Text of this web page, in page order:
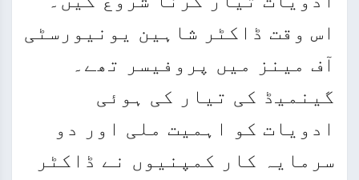
اس وقت ڈاکٹر شاہین یونیورسٹی
آف مینز میں پروفیسر تھے۔
گینمیڈ کی تیار کی ہوئی
ادویات کو اہمیت ملی اور دو
سرمایہ کار کمپنیوں نے ڈاکٹر